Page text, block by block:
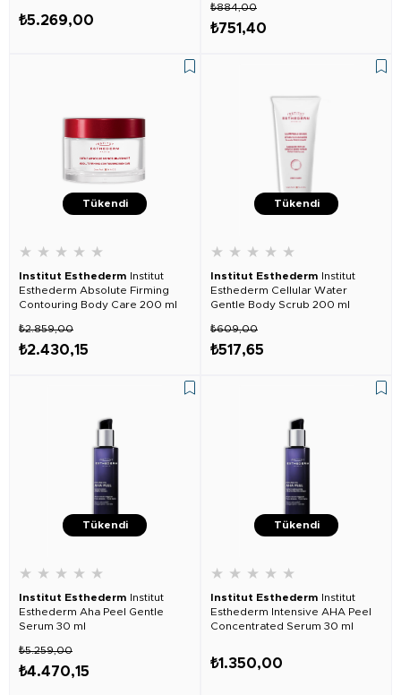
₺5.269,00
₺751,40
₺884,00
Tükendi
★ ★ ★ ★ ★
Institut Esthederm Institut
Esthederm Absolute Firming
Contouring Body Care 200 ml
₺2.430,15
₺2.859,00
Tükendi
★ ★ ★ ★ ★
Institut Esthederm Institut
Esthederm Cellular Water
Gentle Body Scrub 200 ml
₺517,65
₺609,00
Tükendi
★ ★ ★ ★ ★
Institut Esthederm Institut
Esthederm Aha Peel Gentle
Serum 30 ml
₺4.470,15
₺5.259,00
Tükendi
★ ★ ★ ★ ★
Institut Esthederm Institut
Esthederm Intensive AHA Peel
Concentrated Serum 30 ml
₺1.350,00